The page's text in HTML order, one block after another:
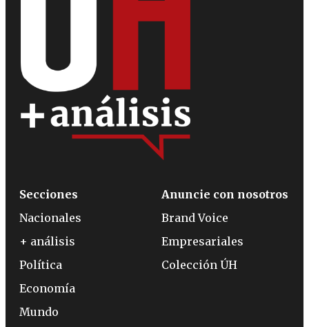
Secciones
Nacionales
+ análisis
Política
Economía
Mundo
Anuncie con nosotros
Brand Voice
Empresariales
Colección ÚH